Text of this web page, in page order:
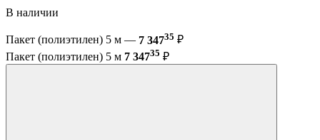
В наличии
Пакет (полиэтилен) 5 м — 7 34735 ₽
Пакет (полиэтилен) 5 м 7 34735 ₽